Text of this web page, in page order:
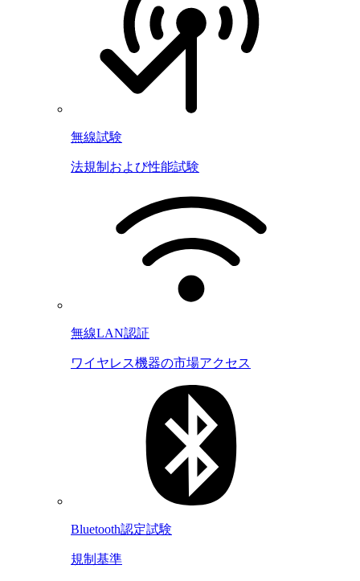
無線試験
法規制および性能試験
無線LAN認証
ワイヤレス機器の市場アクセス
Bluetooth認定試験
規制基準